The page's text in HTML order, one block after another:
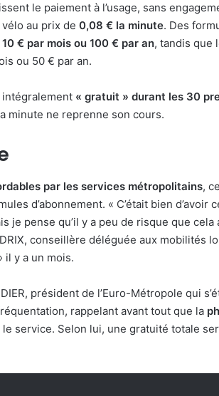
le paiement à l’usage, sans
au prix de 0,08 € la minute. Des
10 € par mois ou 100 € par an, tandis que
ou 50 € par an.
intégralement « gratuit » durant les 30
minute ne reprenne son cours.
par les services métropolitains,
d’abonnement. « C’était bien d’avoir
je pense qu’il y a peu de risque que cela
conseillère déléguée aux mobilités
il y a un mois.
président de l’Euro-Métropole qui
rappelant avant tout que la
service. Selon lui, une gratuité totale